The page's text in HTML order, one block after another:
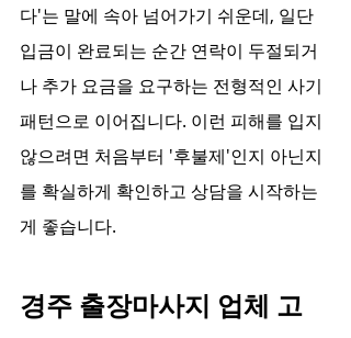
다'는 말에 속아 넘어가기 쉬운데, 일단
입금이 완료되는 순간 연락이 두절되거
나 추가 요금을 요구하는 전형적인 사기
패턴으로 이어집니다. 이런 피해를 입지
않으려면 처음부터 '후불제'인지 아닌지
를 확실하게 확인하고 상담을 시작하는
게 좋습니다.
경주 출장마사지 업체 고